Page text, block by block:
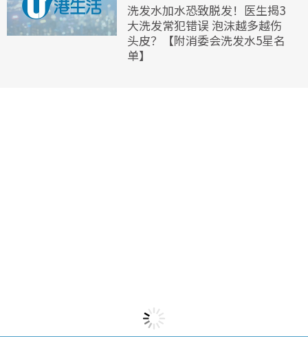
洗发水加水恐致脱发！医生揭3
大洗发常犯错误 泡沫越多越伤
头皮？【附消委会洗发水5星名
单】